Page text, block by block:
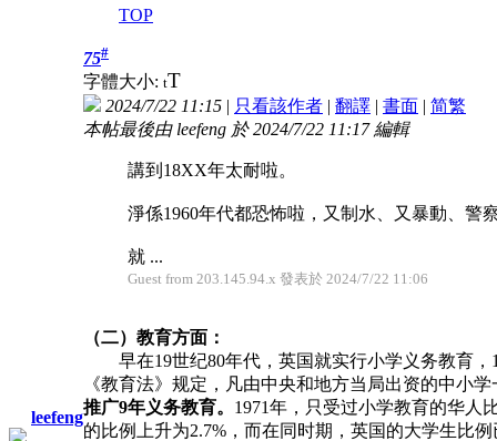
TOP
leefeng
75#
字體大小: tT
2024/7/22 11:15 | 只看該作者 | 翻譯 | 書面 | 简繁
本帖最後由 leefeng 於 2024/7/22 11:17 編輯
講到18XX年太耐啦。
淨係1960年代都恐怖啦，又制水、又暴動、警
就 ...
Guest from 203.145.94.x 發表於 2024/7/22 11:06
（二）教育方面：
早在19世纪80年代，英国就实行小学义务教育，
《教育法》规定，凡由中央和地方当局出资的中小
推广9年义务教育。 1971年，只受过小学教育的华人
的比例上升为2.7%，而在同时期，英国的大学生比例